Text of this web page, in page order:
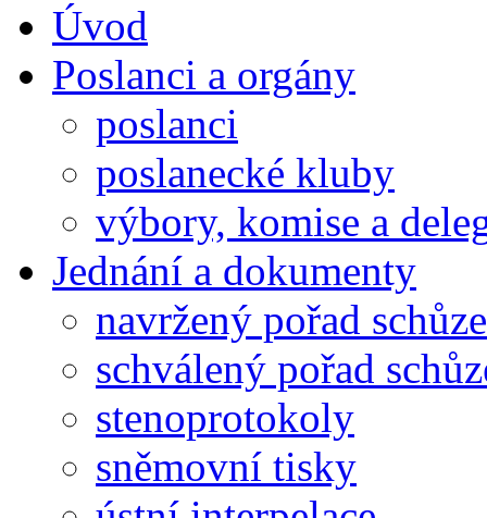
Úvod
Poslanci a orgány
poslanci
poslanecké kluby
výbory, komise a
Jednání a dokumenty
navržený pořad schůze
schválený pořad
stenoprotokoly
sněmovní tisky